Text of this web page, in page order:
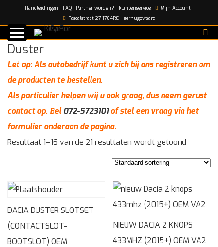
Handleidingen FAQ Partner worden? klantenservice
Mijn Account
Pascalstraat 27 1704RE Heerhugowaard
Home/Duster
Duster
Let op: Als autobedrijf kunt u zich bij ons registreren om
de producten te bestellen.
Als particulier helpen wij u ook graag, dus neem gerust
contact op. Bel072-5723101of stel een vraag via het
formulier onderaan de pagina.
Resultaat 1–16 van de 21 resultaten wordt getoond
DACIA DUSTER SLOTSET
(CONTACTSLOT-
BOOTSLOT) OEM
NIEUW DACIA 2 KNOPS
433MHZ (2015+) OEM VA2